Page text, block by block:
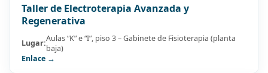
Taller de Electroterapia Avanzada y
Regenerativa
Lugar:Aulas “K” e “I”, piso 3 – Gabinete de Fisioterapia (planta
baja)
Enlace →